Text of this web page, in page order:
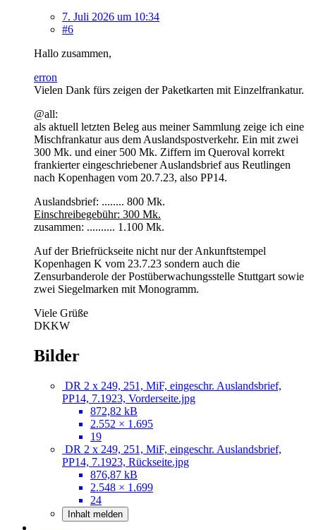
7. Juli 2026 um 10:34
#6
Hallo zusammen,
erron
Vielen Dank fürs zeigen der Paketkarten mit Einzelfrankatur.
@all:
als aktuell letzten Beleg aus meiner Sammlung zeige ich eine
Mischfrankatur aus dem Auslandspostverkehr. Ein mit zwei
300 Mk. und einer 500 Mk. Ziffern im Queroval korrekt
frankierter eingeschriebener Auslandsbrief aus Reutlingen
nach Kopenhagen vom 20.7.23, also PP14.
Auslandsbrief: ........ 800 Mk.
Einschreibegebühr: 300 Mk.
zusammen: .......... 1.100 Mk.
Auf der Briefrückseite nicht nur der Ankunftstempel
Kopenhagen K vom 23.7.23 sondern auch die
Zensurbanderole der Postüberwachungsstelle Stuttgart sowie
zwei Siegelmarken mit Monogramm.
Viele Grüße
DKKW
Bilder
DR 2 x 249, 251, MiF, eingeschr. Auslandsbrief,
PP14, 7.1923, Vorderseite.jpg
872,82 kB
2.552 × 1.695
19
DR 2 x 249, 251, MiF, eingeschr. Auslandsbrief,
PP14, 7.1923, Rückseite.jpg
876,87 kB
2.548 × 1.699
24
Inhalt melden